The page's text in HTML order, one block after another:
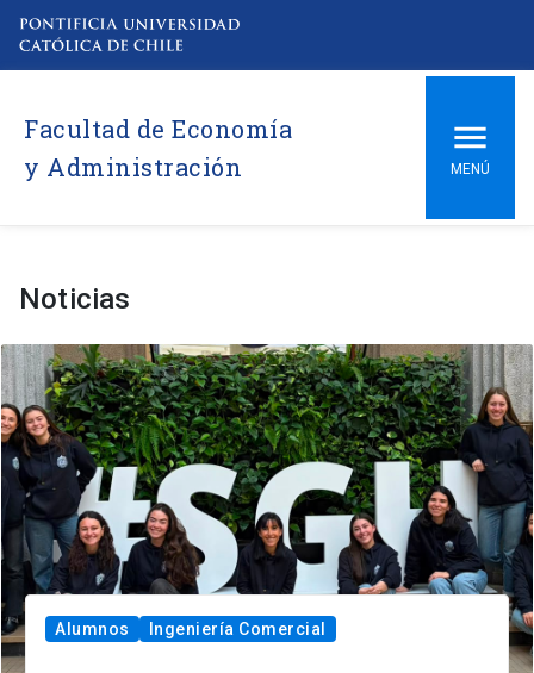
Facultad de Economía
y Administración
MENÚ
Noticias
Alumnos Ingeniería Comercial